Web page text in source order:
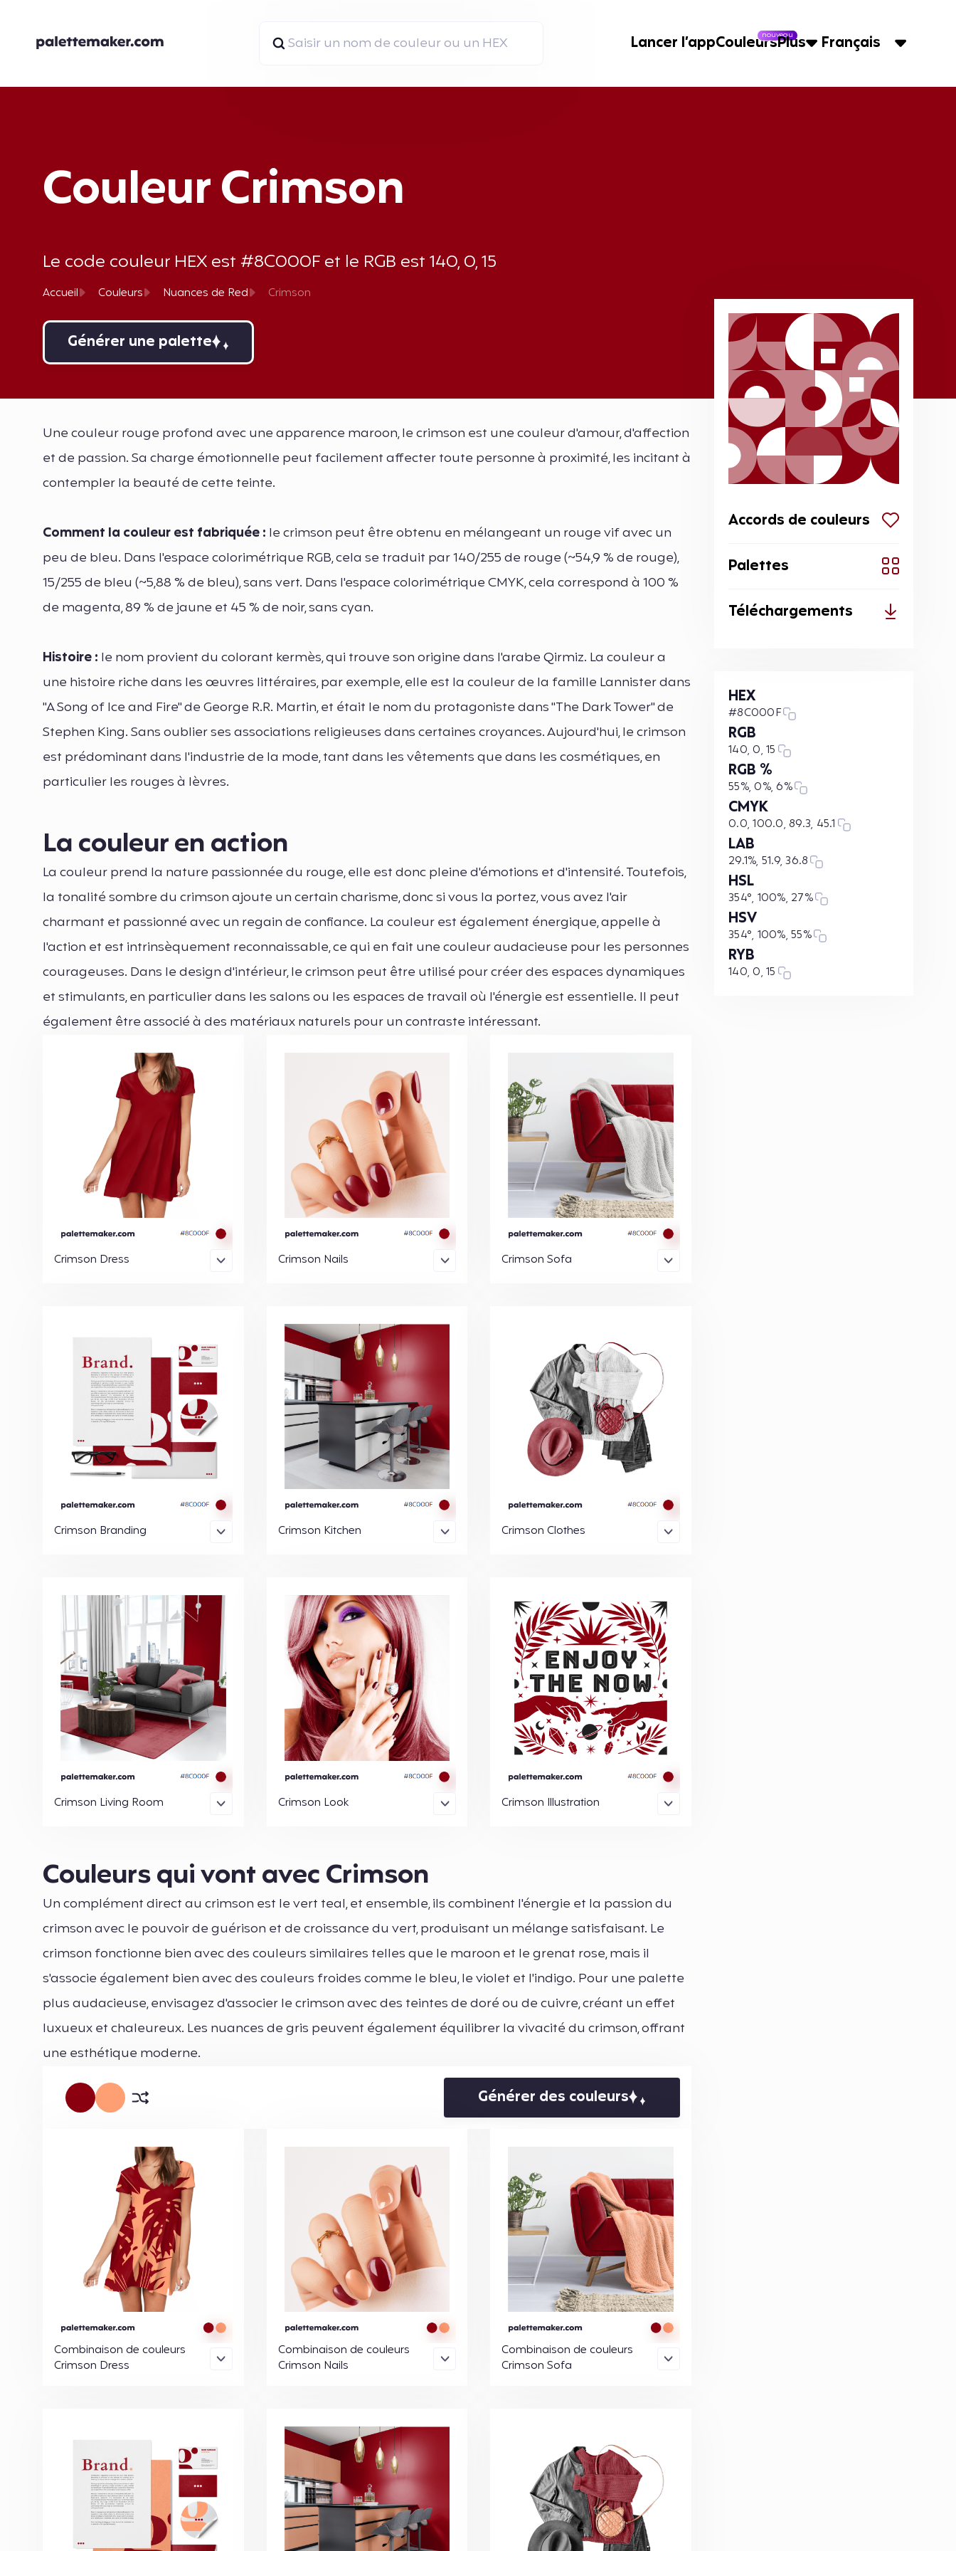
Lancer l’appCouleursnouveauPlus Français
Couleur Crimson
Le code couleur HEX est #8C000F et le RGB est 140, 0, 15
Accueil Couleurs Nuances de Red Crimson
Générer une palette
Une couleur rouge profond avec une apparence maroon, le crimson est une couleur d'amour, d'affection
et de passion. Sa charge émotionnelle peut facilement affecter toute personne à proximité, les incitant à
contempler la beauté de cette teinte.
Comment la couleur est fabriquée : le crimson peut être obtenu en mélangeant un rouge vif avec un
peu de bleu. Dans l'espace colorimétrique RGB, cela se traduit par 140/255 de rouge (~54,9 % de rouge),
15/255 de bleu (~5,88 % de bleu), sans vert. Dans l'espace colorimétrique CMYK, cela correspond à 100 %
de magenta, 89 % de jaune et 45 % de noir, sans cyan.
Histoire : le nom provient du colorant kermès, qui trouve son origine dans l'arabe Qirmiz. La couleur a
une histoire riche dans les œuvres littéraires, par exemple, elle est la couleur de la famille Lannister dans
"A Song of Ice and Fire" de George R.R. Martin, et était le nom du protagoniste dans "The Dark Tower" de
Stephen King. Sans oublier ses associations religieuses dans certaines croyances. Aujourd'hui, le crimson
est prédominant dans l'industrie de la mode, tant dans les vêtements que dans les cosmétiques, en
particulier les rouges à lèvres.
La couleur en action
La couleur prend la nature passionnée du rouge, elle est donc pleine d'émotions et d'intensité. Toutefois,
la tonalité sombre du crimson ajoute un certain charisme, donc si vous la portez, vous avez l'air
charmant et passionné avec un regain de confiance. La couleur est également énergique, appelle à
l'action et est intrinsèquement reconnaissable, ce qui en fait une couleur audacieuse pour les personnes
courageuses. Dans le design d'intérieur, le crimson peut être utilisé pour créer des espaces dynamiques
et stimulants, en particulier dans les salons ou les espaces de travail où l'énergie est essentielle. Il peut
également être associé à des matériaux naturels pour un contraste intéressant.
Crimson Dress Crimson Nails Crimson Sofa
Crimson Branding Crimson Kitchen Crimson Clothes
Crimson Living Room Crimson Look Crimson Illustration
Couleurs qui vont avec Crimson
Un complément direct au crimson est le vert teal, et ensemble, ils combinent l'énergie et la passion du
crimson avec le pouvoir de guérison et de croissance du vert, produisant un mélange satisfaisant. Le
crimson fonctionne bien avec des couleurs similaires telles que le maroon et le grenat rose, mais il
s'associe également bien avec des couleurs froides comme le bleu, le violet et l'indigo. Pour une palette
plus audacieuse, envisagez d'associer le crimson avec des teintes de doré ou de cuivre, créant un effet
luxueux et chaleureux. Les nuances de gris peuvent également équilibrer la vivacité du crimson, offrant
une esthétique moderne.
Générer des couleurs
Combinaison de couleurs
Crimson Dress
Combinaison de couleurs
Crimson Nails
Combinaison de couleurs
Crimson Sofa
Accords de couleurs
Palettes
Téléchargements
HEX
#8C000F
RGB
140, 0, 15
RGB %
55%, 0%, 6%
CMYK
0.0, 100.0, 89.3, 45.1
LAB
29.1%, 51.9, 36.8
HSL
354°, 100%, 27%
HSV
354°, 100%, 55%
RYB
140, 0, 15